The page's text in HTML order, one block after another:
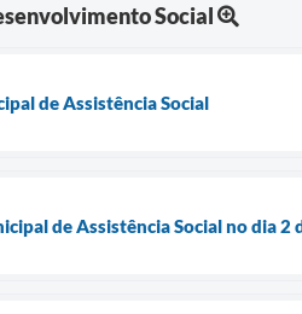
Social
de Assistência Social
de Assistência Social no dia 2